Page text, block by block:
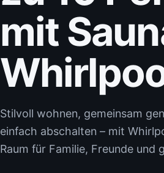
mit
Stilvoll wohnen, gemeinsam
einfach abschalten – mit
Raum für Familie, Freunde und